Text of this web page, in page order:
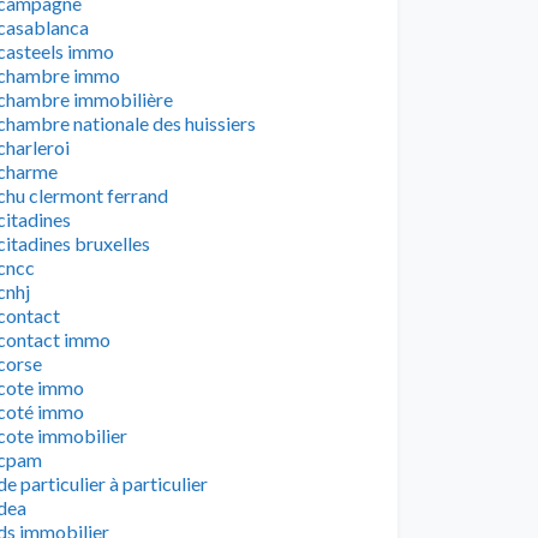
immo
immo
immobilière
nationale des huissiers
clermont ferrand
bruxelles
immo
immo
immo
immobilier
particulier à particulier
immobilier